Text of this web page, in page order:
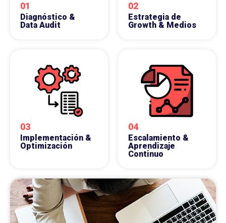
01
Diagnóstico &
Data Audit
02
Estrategia de
Growth & Medios
03
Implementación &
Optimización
04
Escalamiento &
Aprendizaje
Continuo